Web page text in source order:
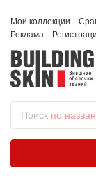
Мои коллекции
Реклама
Поиск по